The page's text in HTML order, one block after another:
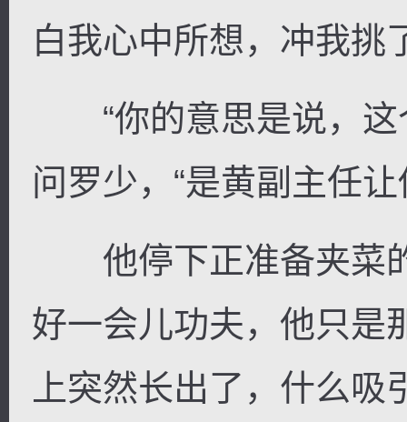
白我心中所想，冲我挑
“你的意思是说，这
问罗少，“是黄副主任
他停下正准备夹菜
好一会儿功夫，他只是
上突然长出了，什么